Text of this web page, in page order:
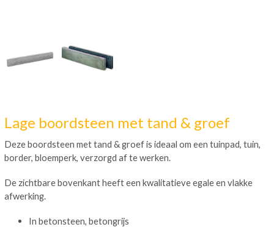
Lage boordsteen met tand & groef
Deze boordsteen met tand & groef is ideaal om een tuinpad, tuin,
border, bloemperk, verzorgd af te werken.
De zichtbare bovenkant heeft een kwalitatieve egale en vlakke
afwerking.
In betonsteen, betongrijs